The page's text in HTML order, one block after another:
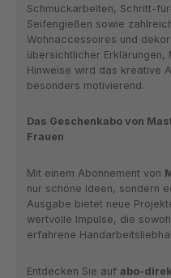
Schmuckarbeiten, Schritt-
Seifengießen sowie
Wohnaccessoires und
übersichtlicher
Hinweise wird das kreative
besonders motivierend.
Das Geschenkabo von
Frauen
Mit einem Abonnement von
nur schöne Ideen, sondern
Ausgabe bietet neue
wertvolle Impulse, die
erfahrene
Entdecken Sie auf abo-